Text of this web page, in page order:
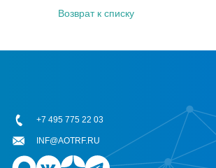
Возврат к списку
+7 495 775 22 03
INF@AOTRF.RU